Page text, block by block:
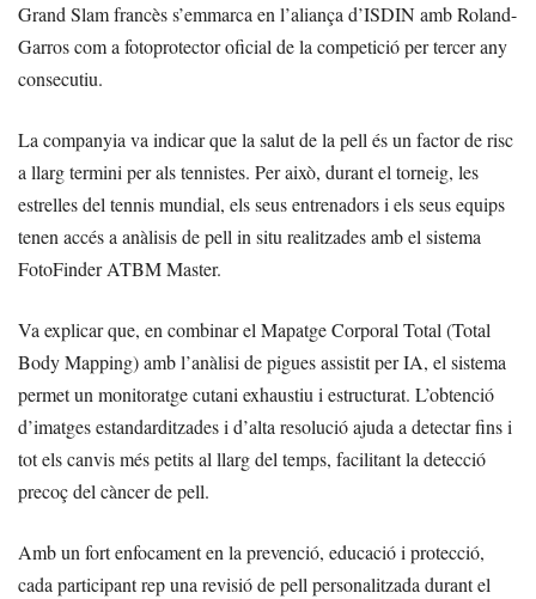
Grand Slam francès s’emmarca en l’aliança d’ISDIN amb Roland-
Garros com a fotoprotector oficial de la competició per tercer any
consecutiu.
La companyia va indicar que la salut de la pell és un factor de risc
a llarg termini per als tennistes. Per això, durant el torneig, les
estrelles del tennis mundial, els seus entrenadors i els seus equips
tenen accés a anàlisis de pell in situ realitzades amb el sistema
FotoFinder ATBM Master.
Va explicar que, en combinar el Mapatge Corporal Total (Total
Body Mapping) amb l’anàlisi de pigues assistit per IA, el sistema
permet un monitoratge cutani exhaustiu i estructurat. L’obtenció
d’imatges estandarditzades i d’alta resolució ajuda a detectar fins i
tot els canvis més petits al llarg del temps, facilitant la detecció
precoç del càncer de pell.
Amb un fort enfocament en la prevenció, educació i protecció,
cada participant rep una revisió de pell personalitzada durant el